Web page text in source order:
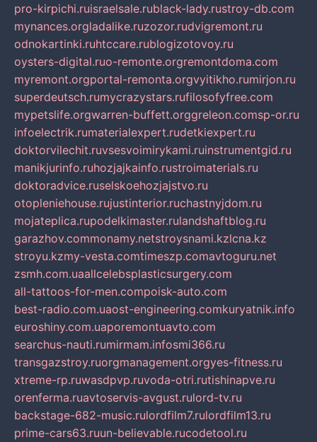
pro-kirpichi.ruisraelsale.rublack-lady.rustroy-db.com
mynances.orgladalike.ruzozor.rudvigremont.ru
odnokartinki.ruhtccare.rublogizotovoy.ru
oysters-digital.ruo-remonte.orgremontdoma.com
myremont.orgportal-remonta.orgvyitikho.rumirjon.ru
superdeutsch.rumycrazystars.rufilosofyfree.com
mypetslife.orgwarren-buffett.orggreleon.comsp-or.ru
infoelectrik.rumaterialexpert.rudetkiexpert.ru
doktorvilechit.ruvsesvoimirykami.ruinstrumentgid.ru
manikjurinfo.ruhozjajkainfo.rustroimaterials.ru
doktoradvice.ruselskoehozjajstvo.ru
otopleniehouse.rujustinterior.ruchastnyjdom.ru
mojateplica.rupodelkimaster.rulandshaftblog.ru
garazhov.commonamy.netstroysnami.kzlcna.kz
stroyu.kzmy-vesta.comtimeszp.comavtoguru.net
zsmh.com.uaallcelebsplasticsurgery.com
all-tattoos-for-men.compoisk-auto.com
best-radio.com.uaost-engineering.comkuryatnik.info
euroshiny.com.uaporemontuavto.com
searchus-nauti.rumirmam.infosmi366.ru
transgazstroy.ruorgmanagement.orgyes-fitness.ru
xtreme-rp.ruwasdpvp.ruvoda-otri.rutishinapve.ru
orenferma.ruavtoservis-avgust.rulord-tv.ru
backstage-682-music.rulordfilm7.rulordfilm13.ru
prime-cars63.ruun-believable.rucodetool.ru